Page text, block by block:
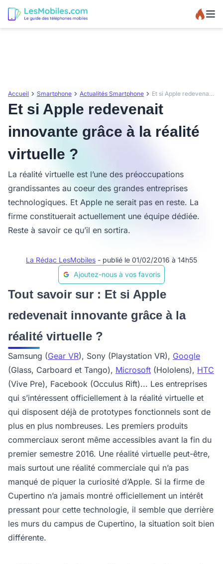
Accueil Smartphone Actualités Smartphone Et si Apple redevenait innovante grâce à la réalité virtuelle ?
Et si Apple redevenait
innovante grâce à la réalité
virtuelle ?
La réalité virtuelle est l’une des préoccupations
grandissantes au coeur des grandes entreprises
technologiques. Et Apple ne serait pas en reste. La
firme constituerait actuellement une équipe dédiée.
Reste à savoir ce qu’il en sortira.
La Rédac LesMobiles - publié le 01/02/2016 à 14h55
Ajoutez-nous à vos favoris
Tout savoir sur : Et si Apple
redevenait innovante grâce à la
réalité virtuelle ?
Samsung (Gear VR), Sony (Playstation VR), Google
(Glass, Carboard et Tango), Microsoft (Hololens), HTC
(Vive Pre), Facebook (Occulus Rift)... Les entreprises
qui s’intéressent officiellement à la réalité virtuelle et
qui disposent déjà de prototypes fonctionnels sont de
plus en plus nombreuses. Les premiers produits
commerciaux seront même accessibles avant la fin du
premier semestre 2016. Une réalité virtuelle peut-être,
mais surtout une réalité commerciale qui n’a pas
manqué de piquer la curiosité d’Apple. Si la firme de
Cupertino n’a jamais montré officiellement un intérêt
pressant pour cette technologie, il semble que derrière
les murs du campus de Cupertino, la situation soit bien
différente.